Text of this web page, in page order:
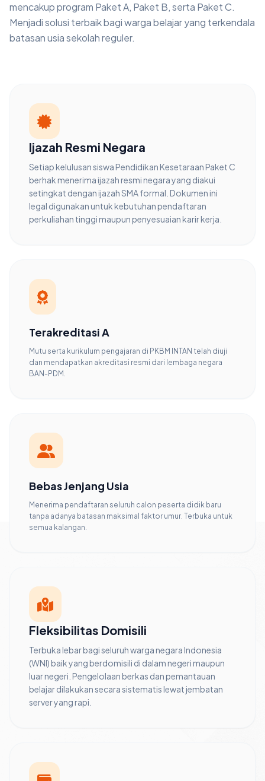
mencakup program Paket A, Paket B, serta Paket C.
Menjadi solusi terbaik bagi warga belajar yang terkendala
batasan usia sekolah reguler.
Ijazah Resmi Negara
Setiap kelulusan siswa Pendidikan Kesetaraan Paket C
berhak menerima ijazah resmi negara yang diakui
setingkat dengan ijazah SMA formal. Dokumen ini
legal digunakan untuk kebutuhan pendaftaran
perkuliahan tinggi maupun penyesuaian karir kerja.
Terakreditasi A
Mutu serta kurikulum pengajaran di PKBM INTAN telah diuji
dan mendapatkan akreditasi resmi dari lembaga negara
BAN-PDM.
Bebas Jenjang Usia
Menerima pendaftaran seluruh calon peserta didik baru
tanpa adanya batasan maksimal faktor umur. Terbuka untuk
semua kalangan.
Fleksibilitas Domisili
Terbuka lebar bagi seluruh warga negara Indonesia
(WNI) baik yang berdomisili di dalam negeri maupun
luar negeri. Pengelolaan berkas dan pemantauan
belajar dilakukan secara sistematis lewat jembatan
server yang rapi.